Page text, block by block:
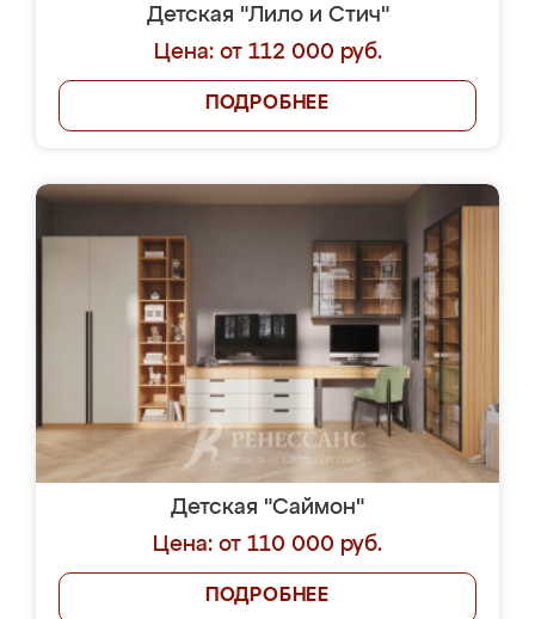
Детская "Лило и Стич"
Цена: от 112 000 руб.
ПОДРОБНЕЕ
Детская "Саймон"
Цена: от 110 000 руб.
ПОДРОБНЕЕ